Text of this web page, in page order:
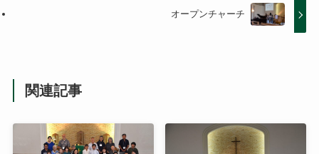
オープンチャーチ
関連記事